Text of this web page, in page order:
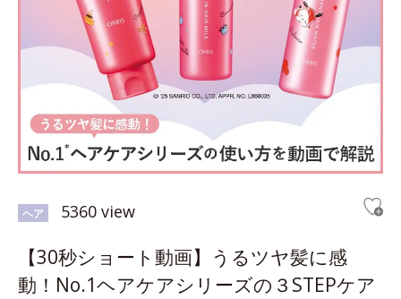
ヘア 5360 view
【30秒ショート動画】うるツヤ髪に感
動！No.1ヘアケアシリーズの３STEPケア